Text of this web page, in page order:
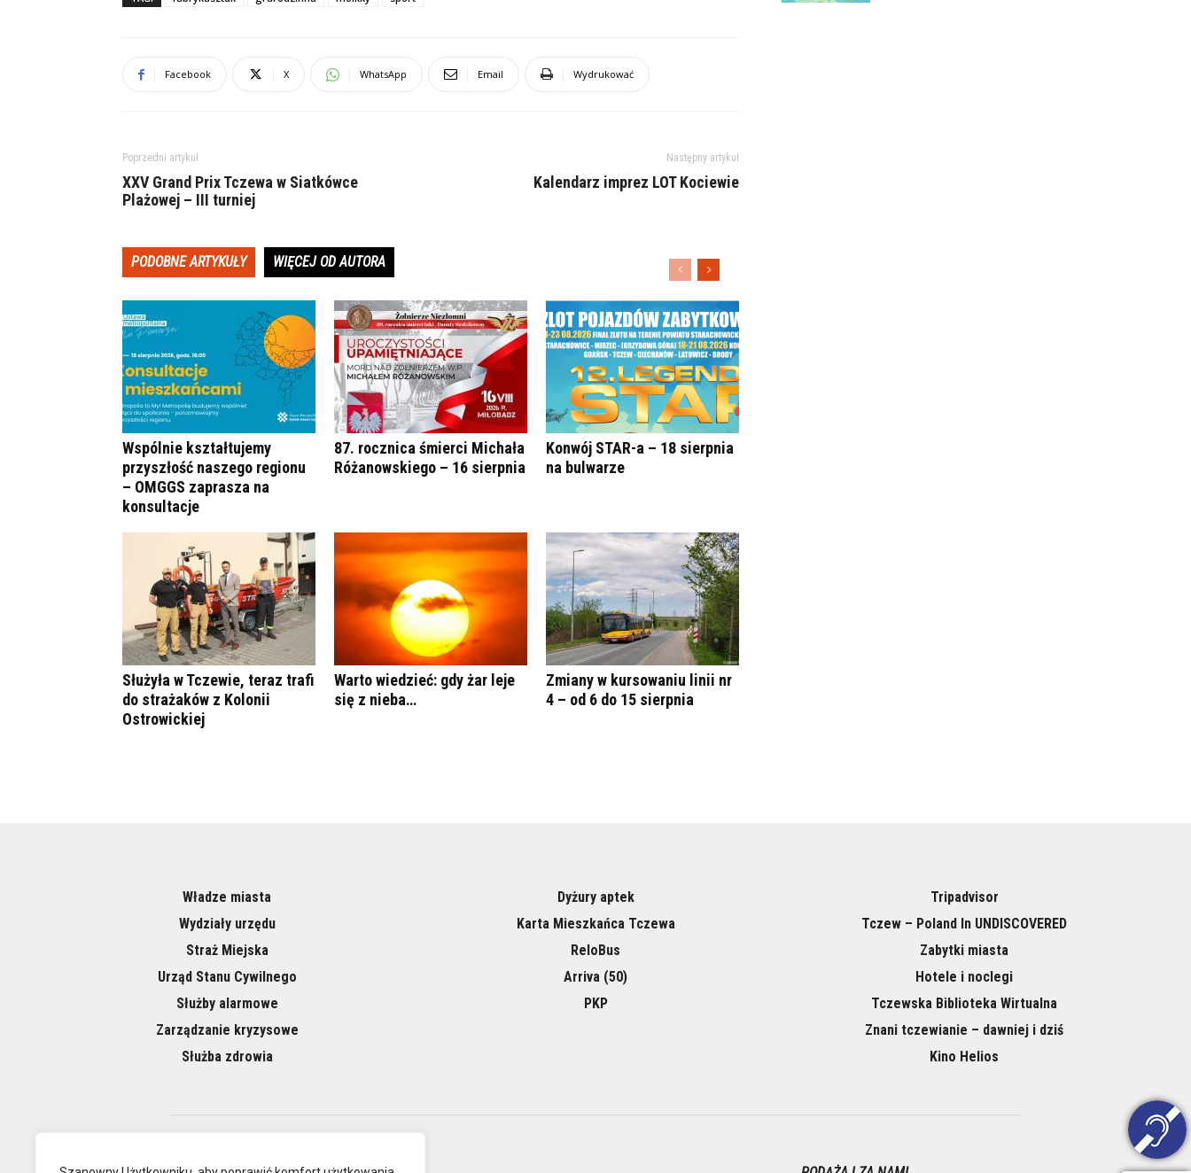
Facebook X WhatsApp Email Wydrukować
Poprzedni artykuł
XXV Grand Prix Tczewa w Siatkówce
Plażowej – III turniej
Następny artykuł
Kalendarz imprez LOT Kociewie
PODOBNE ARTYKUŁY WIĘCEJ OD AUTORA
Wspólnie kształtujemy
przyszłość naszego regionu
– OMGGS zaprasza na
konsultacje
87. rocznica śmierci Michała
Różanowskiego – 16 sierpnia
Konwój STAR-a – 18 sierpnia
na bulwarze
Służyła w Tczewie, teraz trafi
do strażaków z Kolonii
Ostrowickiej
Warto wiedzieć: gdy żar leje
się z nieba…
Zmiany w kursowaniu linii nr
4 – od 6 do 15 sierpnia
Władze miasta
Wydziały urzędu
Straż Miejska
Urząd Stanu Cywilnego
Służby alarmowe
Zarządzanie kryzysowe
Służba zdrowia
Dyżury aptek
Karta Mieszkańca Tczewa
ReloBus
Arriva (50)
PKP
Tripadvisor
Tczew – Poland In UNDISCOVERED
Zabytki miasta
Hotele i noclegi
Tczewska Biblioteka Wirtualna
Znani tczewianie – dawniej i dziś
Kino Helios